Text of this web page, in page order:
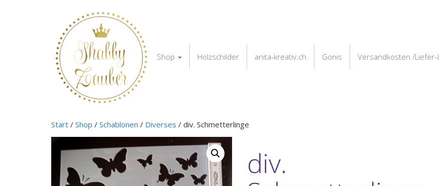
Shop Holzschilder anita-kreativ.ch Gonis Versandkosten /
Start / Shop / Schablonen / Diverses / div. Schmetterlinge
div.